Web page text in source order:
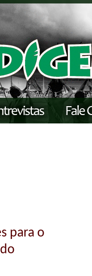
para o